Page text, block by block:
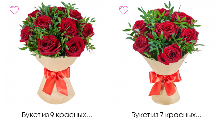
Букет из 9 красных...
Букет из 7 красных...